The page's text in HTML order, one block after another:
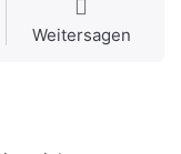
Weitersagen